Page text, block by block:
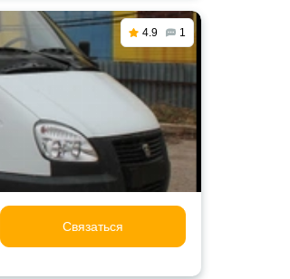
4.9 1
Связаться